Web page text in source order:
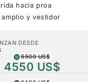
hacia proa
y vestidor
DESDE
6500 US$
4550 US$